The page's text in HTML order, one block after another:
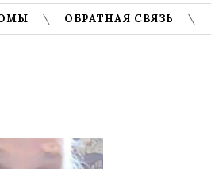
ОБРАТНАЯ СВЯЗЬ